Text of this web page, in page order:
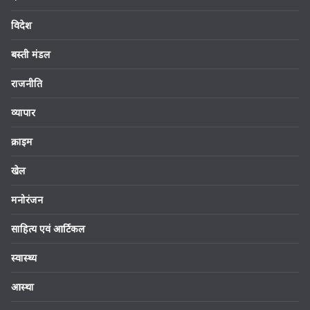
विदेश
बस्ती मंडल
राजनीति
व्यापार
क्राइम
खेल
मनोरंजन
साहित्य एवं आर्टिकल
स्वास्थ्य
आस्था